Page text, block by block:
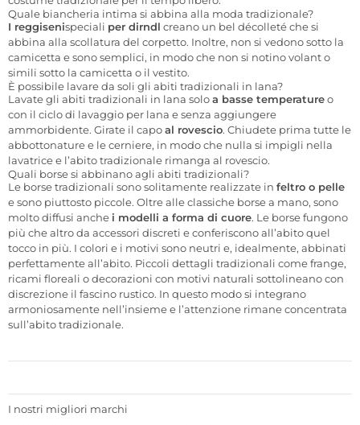
Quale biancheria intima si abbina alla moda tradizionale?
I reggisenispeciali per dirndl creano un bel décolleté che si
abbina alla scollatura del corpetto. Inoltre, non si vedono sotto la
camicetta e sono semplici, in modo che non si notino volant o
simili sotto la camicetta o il vestito.
È possibile lavare da soli gli abiti tradizionali in lana?
Lavate gli abiti tradizionali in lana soloa basse temperatureo
con il ciclo di lavaggio per lana e senza aggiungere
ammorbidente. Girate il capoal rovescio. Chiudete prima tutte le
abbottonature e le cerniere, in modo che nulla si impigli nella
lavatrice e l’abito tradizionale rimanga al rovescio.
Quali borse si abbinano agli abiti tradizionali?
Le borse tradizionali sono solitamente realizzate in feltro o pelle
e sono piuttosto piccole. Oltre alle classiche borse a mano, sono
molto diffusi anche i modelli a forma di cuore. Le borse fungono
più che altro da accessori discreti e conferiscono all’abito quel
tocco in più. I colori e i motivi sono neutri e, idealmente, abbinati
perfettamente all’abito. Piccoli dettagli tradizionali come frange,
ricami floreali o decorazioni con motivi naturali sottolineano con
discrezione il fascino rustico. In questo modo si integrano
armoniosamente nell’insieme e l’attenzione rimane concentrata
sull’abito tradizionale.
I nostri migliori marchi